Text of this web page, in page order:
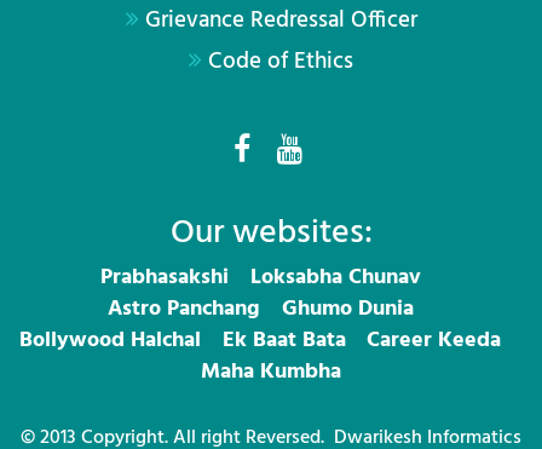
Grievance Redressal Officer
Code of Ethics
Our websites:
Prabhasakshi
Loksabha Chunav
Astro Panchang
Ghumo Dunia
Bollywood Halchal
Ek Baat Bata
Career Keeda
Maha Kumbha
© 2013 Copyright. All right Reversed. Dwarikesh Informatics